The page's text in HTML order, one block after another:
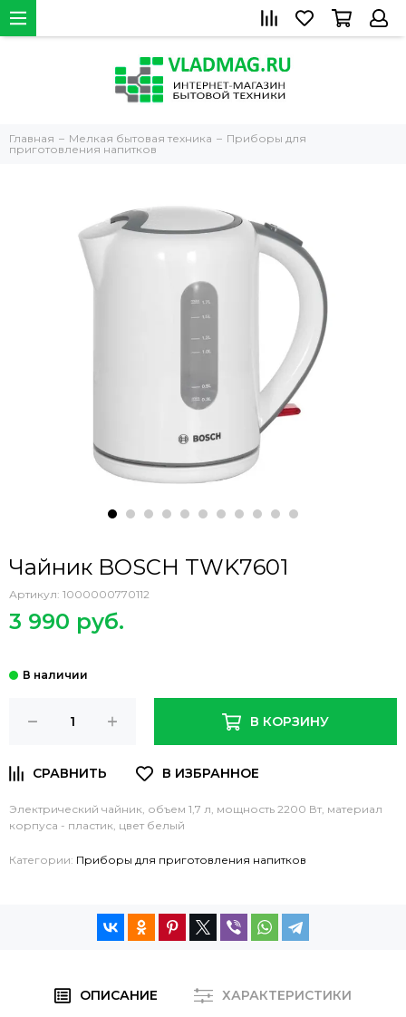
Главная Мелкая бытовая техника
Приборы для
приготовления напитков
Чайник BOSCH TWK7601
Артикул: 1000000770112
3 990 руб.
В КОРЗИНУ
Электрический чайник, объем 1,7 л, мощность 2200 Вт, материал
корпуса - пластик, цвет белый
Категории: Приборы для приготовления напитков
ОПИСАНИЕ ХАРАКТЕРИСТИКИ